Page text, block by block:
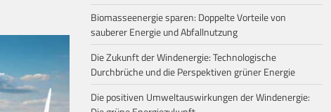
Biomasseenergie sparen: Doppelte Vorteile von
sauberer Energie und Abfallnutzung
Die Zukunft der Windenergie: Technologische
Durchbrüche und die Perspektiven grüner Energie
Die positiven Umweltauswirkungen der Windenergie: